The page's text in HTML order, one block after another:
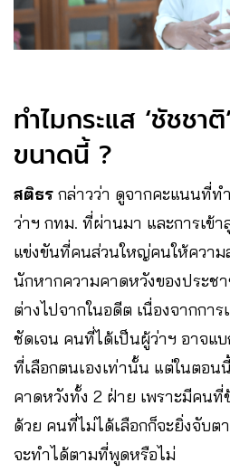
ทำไมกระแส ‘ชัชชา
ขนาดนี้ ?
สติธร กล่าวว่า ดูจากคะแนนที่ท
ว่าฯ กทม. ที่ผ่านมา และการเข้
แข่งขันที่คนส่วนใหญ่คนให้ความ
นักหากความคาดหวังของประช
ต่างไปจากในอดีต เนื่องจากกา
ชัดเจน คนที่ได้เป็นผู้ว่าฯ อาจแ
ที่เลือกตนเองเท่านั้น แต่ในตอ
คาดหวังทั้ง 2 ฝ่าย เพราะมีคนที่
ด้วย คนที่ไม่ได้เลือกก็จะยิ่งจับต
จะทำได้ตามที่พูดหรือไม่